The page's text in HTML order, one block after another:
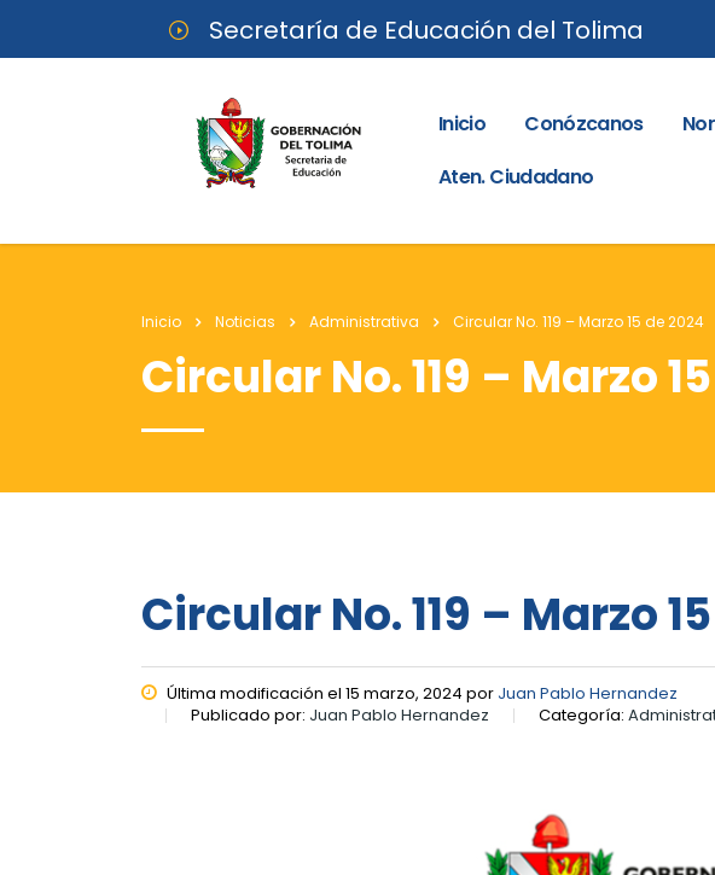
Secretaría de Educación del Tolima
Inicio Conózcanos
Aten. Ciudadano
Inicio Noticias Administrativa Circular No. 119 – Marzo 15 de 2024
Circular No. 119 – Marzo
Circular No. 119 – Marzo
Última modificación el 15 marzo, 2024 por Juan Pablo Hernandez
Publicado por: Juan Pablo Hernandez Categoría: